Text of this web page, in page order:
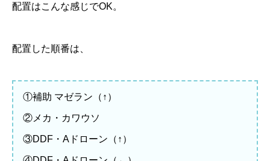
配置はこんな感じでOK。
配置した順番は、
①補助 マゼラン（↑）
②メカ・カワウソ
③DDF・Aドローン（↑）